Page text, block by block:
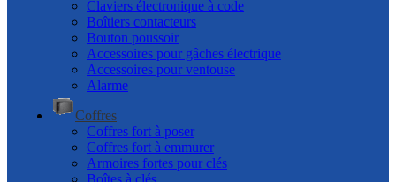
Claviers électronique à code
Boîtiers contacteurs
Bouton poussoir
Accessoires pour gâches électrique
Accessoires pour ventouse
Alarme
Coffres
Coffres fort à poser
Coffres fort à emmurer
Armoires fortes pour clés
Boîtes à clés